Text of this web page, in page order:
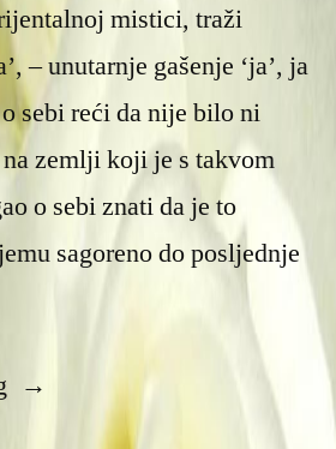
mistici, traži
– unutarnje gašenje ‘ja’, ja
sebi reći da nije bilo ni
na zemlji koji je s takvom
o sebi znati da je to
sagoreno do posljednje
“Vječno